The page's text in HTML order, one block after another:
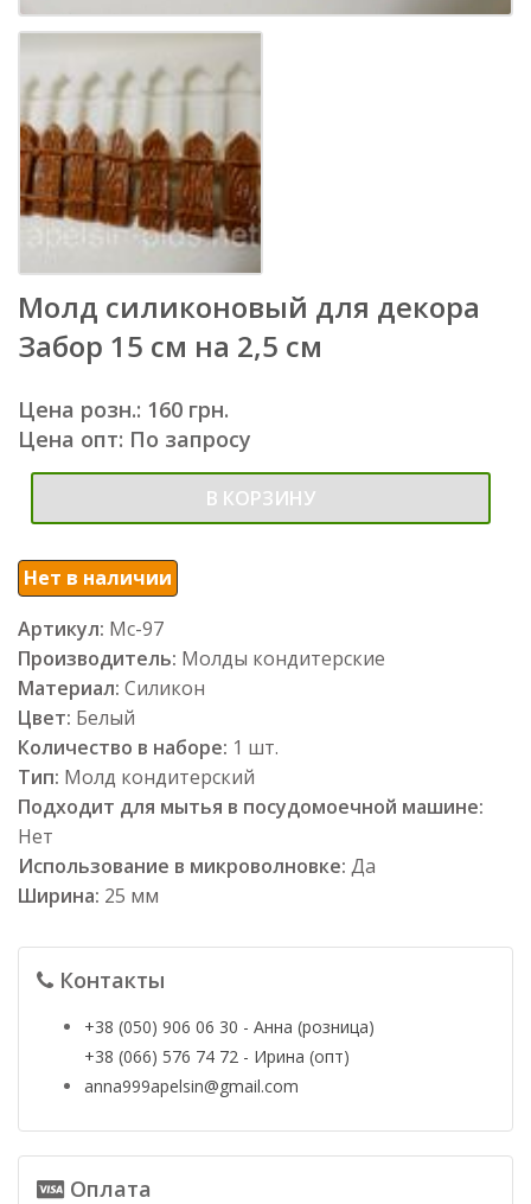
Молд силиконовый для декора
Забор 15 см на 2,5 см
Цена розн.: 160 грн.
Цена опт: По запросу
В КОРЗИНУ
Нет в наличии
Артикул: Мс-97
Производитель: Молды кондитерские
Материал: Силикон
Цвет: Белый
Количество в наборе: 1 шт.
Тип: Молд кондитерский
Подходит для мытья в посудомоечной машине:
Нет
Использование в микроволновке: Да
Ширина: 25 мм
Контакты
+38 (050) 906 06 30 - Анна (розница)
+38 (066) 576 74 72 - Ирина (опт)
anna999apelsin@gmail.com
Оплата